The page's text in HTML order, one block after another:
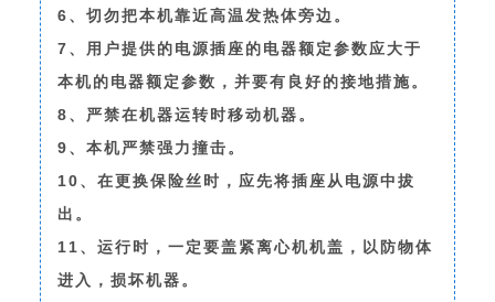
6、切勿把本机靠近高温发热体旁边。
7、用户提供的电源插座的电器额定参数应大于
本机的电器额定参数，并要有良好的接地措施。
8、严禁在机器运转时移动机器。
9、本机严禁强力撞击。
10、在更换保险丝时，应先将插座从电源中拔
出。
11、运行时，一定要盖紧离心机机盖，以防物体
进入，损坏机器。